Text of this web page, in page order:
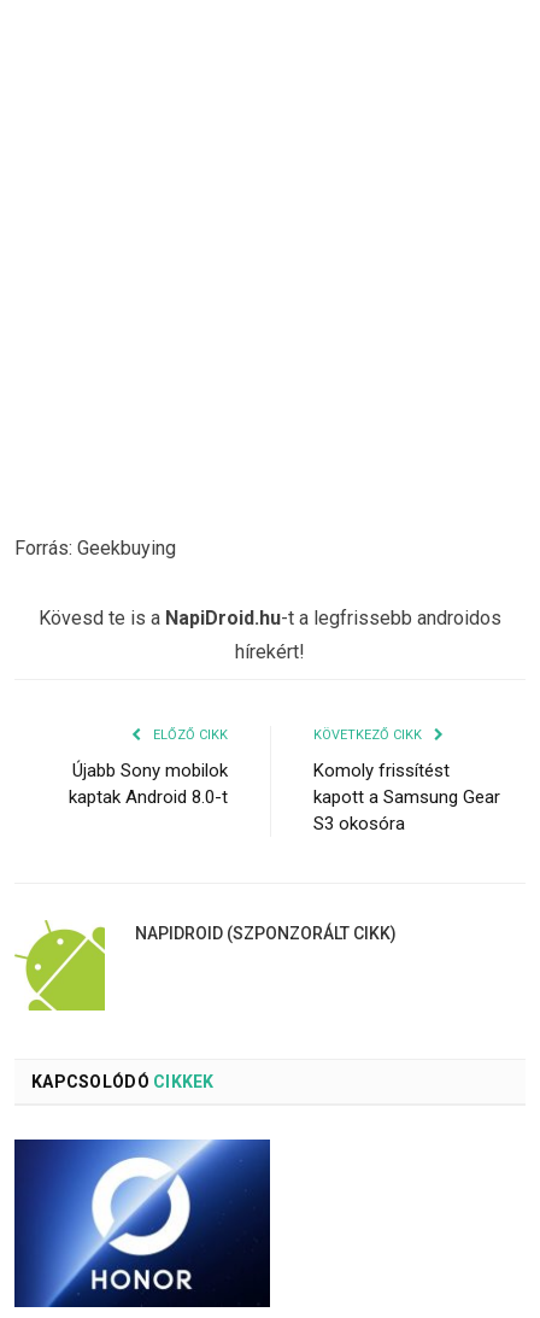
Forrás: Geekbuying
Kövesd te is a NapiDroid.hu-t a legfrissebb androidos
hírekért!
ELŐZŐ CIKK
Újabb Sony mobilok
kaptak Android 8.0-t
KÖVETKEZŐ CIKK
Komoly frissítést
kapott a Samsung Gear
S3 okosóra
NAPIDROID (SZPONZORÁLT CIKK)
KAPCSOLÓDÓ CIKKEK